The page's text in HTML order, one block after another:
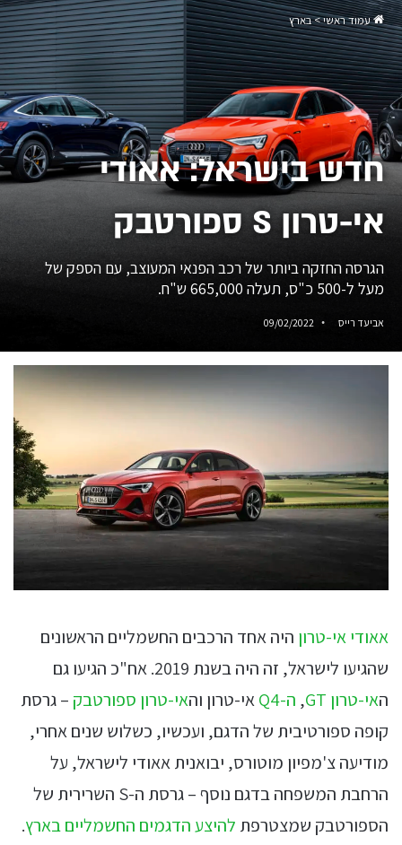
עמוד ראשי>בארץ
חדש בישראל: אאודי
אי-טרון S ספורטבק
הגרסה החזקה ביותר של רכב הפנאי המעוצב, עם הספק של
מעל ל-500 כ"ס, תעלה 665,000 ש"ח.
אביעד רייס 09/02/2022
אאודי אי-טרון היה אחד הרכבים החשמליים הראשונים
שהגיעו לישראל, זה היה בשנת 2019. אח"כ הגיעו גם
האי-טרון GT , ה-Q4 אי-טרון והאי-טרון ספורטבק – גרסת
קופה ספורטיבית של הדגם, ועכשיו, כשלוש שנים אחרי,
מודיעה צ'מפיון מוטורס, יבואנית אאודי לישראל, על
הרחבת המשפחה בדגם נוסף – גרסת ה-S השרירית של
הספורטבק שמצטרפת להיצע הדגמים החשמליים בארץ.